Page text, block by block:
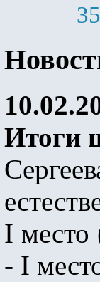
35
Итоги
I место
- I